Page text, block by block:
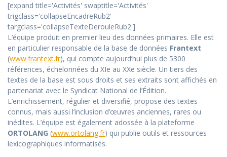
[expand title='Activités' swaptitle='Activités'
trigclass='collapseEncadreRub2'
targclass='collapseTexteDerouleRub2']
L’équipe produit en premier lieu des données primaires. Elle est
en particulier responsable de la base de données Frantext
(www.frantext.fr), qui compte aujourd’hui plus de 5300
références, échelonnées du XIe au XXe siècle. Un tiers des
textes de la base est sous droits et ses extraits sont affichés en
partenariat avec le Syndicat National de l’Édition.
L’enrichissement, régulier et diversifié, propose des textes
connus, mais aussi l’inclusion d’œuvres anciennes, rares ou
inédites. L’équipe est également adossée à la plateforme
ORTOLANG (www.ortolang.fr) qui publie outils et ressources
lexicographiques informatisés.